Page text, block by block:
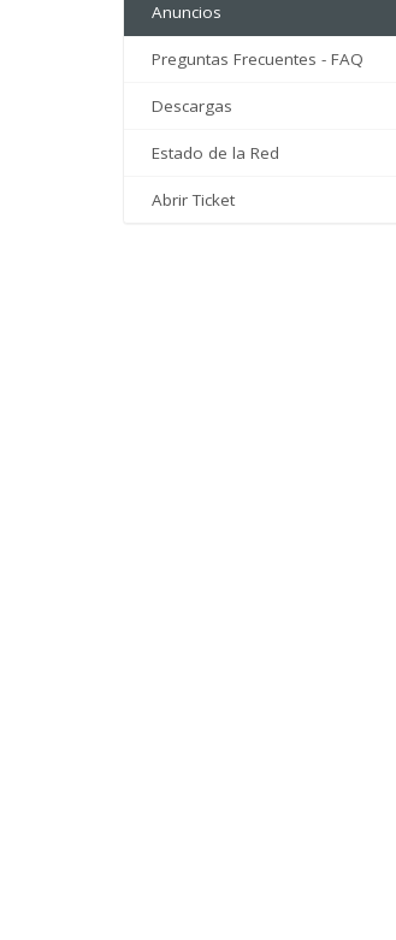
Anuncios
Preguntas Frecuentes - FAQ
Descargas
Estado de la Red
Abrir Ticket